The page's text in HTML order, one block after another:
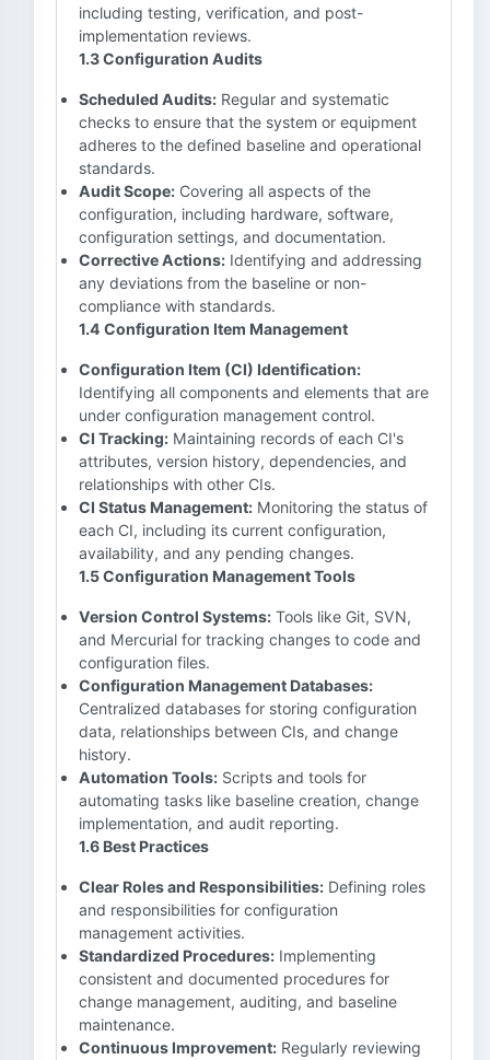
including testing, verification, and post-
implementation reviews.
1.3 Configuration Audits
Scheduled Audits: Regular and systematic
checks to ensure that the system or equipment
adheres to the defined baseline and operational
standards.
Audit Scope: Covering all aspects of the
configuration, including hardware, software,
configuration settings, and documentation.
Corrective Actions: Identifying and addressing
any deviations from the baseline or non-
compliance with standards.
1.4 Configuration Item Management
Configuration Item (CI) Identification:
Identifying all components and elements that are
under configuration management control.
CI Tracking: Maintaining records of each CI's
attributes, version history, dependencies, and
relationships with other CIs.
CI Status Management: Monitoring the status of
each CI, including its current configuration,
availability, and any pending changes.
1.5 Configuration Management Tools
Version Control Systems: Tools like Git, SVN,
and Mercurial for tracking changes to code and
configuration files.
Configuration Management Databases:
Centralized databases for storing configuration
data, relationships between CIs, and change
history.
Automation Tools: Scripts and tools for
automating tasks like baseline creation, change
implementation, and audit reporting.
1.6 Best Practices
Clear Roles and Responsibilities: Defining roles
and responsibilities for configuration
management activities.
Standardized Procedures: Implementing
consistent and documented procedures for
change management, auditing, and baseline
maintenance.
Continuous Improvement: Regularly reviewing